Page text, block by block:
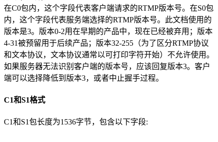
在C0包内，这个字段代表客户端请求的RTMP版本号。在S0包
内，这个字段代表服务端选择的RTMP版本号。此文档使用的
版本是3。版本0-2用在早期的产品中，现在已经被弃用；版本
4-31被预留用于后续产品；版本32-255（为了区分RTMP协议
和文本协议，文本协议通常以可打印字符开始）不允许使用。
如果服务器无法识别客户端的版本号，应该回复版本3。客户
端可以选择降低到版本3，或者中止握手过程。
C1和S1格式
C1和S1包长度为1536字节，包含以下字段: